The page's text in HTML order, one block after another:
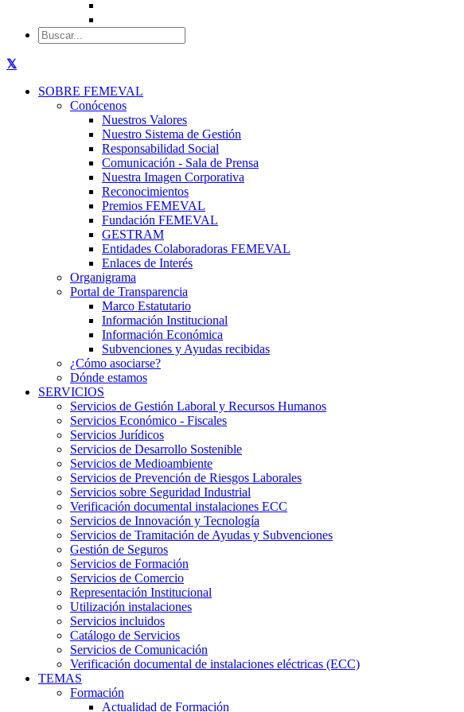
SOBRE FEMEVAL
Conócenos
Nuestros Valores
Nuestro Sistema de Gestión
Responsabilidad Social
Comunicación - Sala de Prensa
Nuestra Imagen Corporativa
Reconocimientos
Premios FEMEVAL
Fundación FEMEVAL
GESTRAM
Entidades Colaboradoras FEMEVAL
Enlaces de Interés
Organigrama
Portal de Transparencia
Marco Estatutario
Información Institucional
Información Económica
Subvenciones y Ayudas recibidas
¿Cómo asociarse?
Dónde estamos
SERVICIOS
Servicios de Gestión Laboral y Recursos Humanos
Servicios Económico - Fiscales
Servicios Jurídicos
Servicios de Desarrollo Sostenible
Servicios de Medioambiente
Servicios de Prevención de Riesgos Laborales
Servicios sobre Seguridad Industrial
Verificación documental instalaciones ECC
Servicios de Innovación y Tecnología
Servicios de Tramitación de Ayudas y Subvenciones
Gestión de Seguros
Servicios de Formación
Servicios de Comercio
Representación Institucional
Utilización instalaciones
Servicios incluidos
Catálogo de Servicios
Servicios de Comunicación
Verificación documental de instalaciones eléctricas (ECC)
TEMAS
Formación
Actualidad de Formación